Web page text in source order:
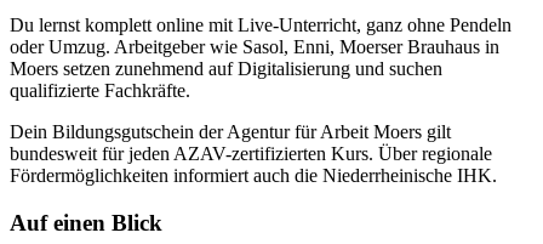
Du lernst komplett online mit Live-Unterricht, ganz ohne Pendeln
oder Umzug. Arbeitgeber wie Sasol, Enni, Moerser Brauhaus in
Moers setzen zunehmend auf Digitalisierung und suchen
qualifizierte Fachkräfte.
Dein Bildungsgutschein der Agentur für Arbeit Moers gilt
bundesweit für jeden AZAV-zertifizierten Kurs. Über regionale
Fördermöglichkeiten informiert auch die Niederrheinische IHK.
Auf einen Blick